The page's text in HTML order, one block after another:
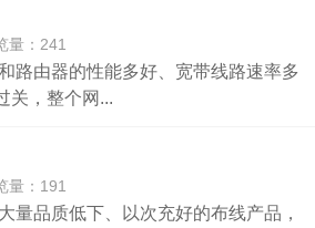
：241
路由器的性能多好、宽带线路速率多
关，整个网...
：191
量品质低下、以次充好的布线产品，